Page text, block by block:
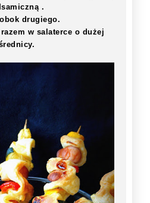
.
drugiego.
w salaterce o dużej